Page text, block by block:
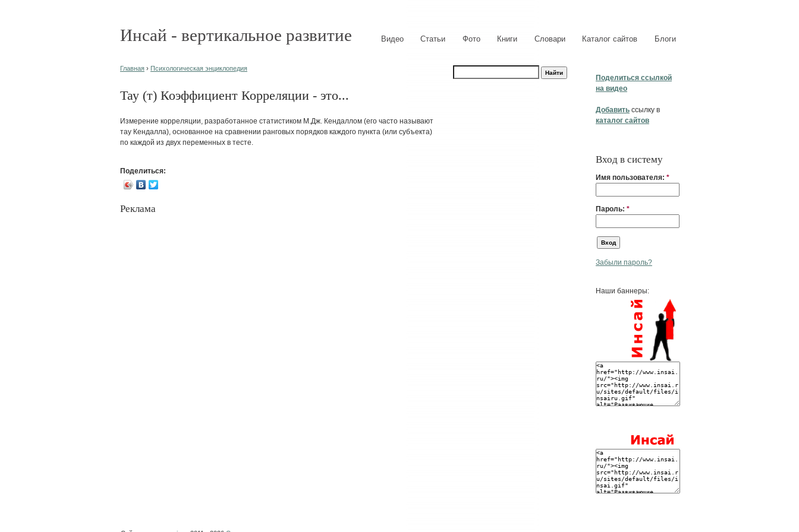
Инсай - вертикальное развитие Видео Статьи Фото Книги Словари Каталог сайтов Блоги
Поделиться ссылкой
на видео
Добавить ссылку в
каталог сайтов
Вход в систему
Имя пользователя: *
Пароль: *
Забыли пароль?
Наши баннеры:
Главная › Психологическая энциклопедия
Тау (т) Коэффициент Корреляции - это...
Измерение корреляции, разработанное статистиком М.Дж. Кендаллом (его часто называют
тау Кендалла), основанное на сравнении ранговых порядков каждого пункта (или субъекта)
по каждой из двух переменных в тесте.
Поделиться:
Реклама